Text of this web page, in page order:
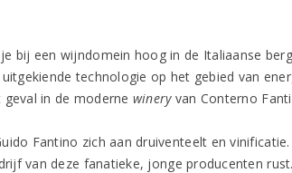
bij een wijndomein hoog in de Italiaanse
technologie op het gebied van
in de moderne wineryvan Conterno
Fantino zich aan druiventeelt en
van deze fanatieke, jonge producenten